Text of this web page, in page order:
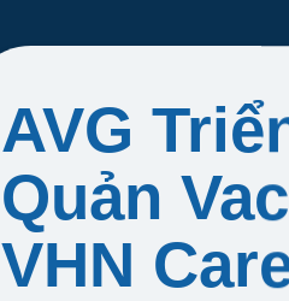
AVG
Quản
VHN